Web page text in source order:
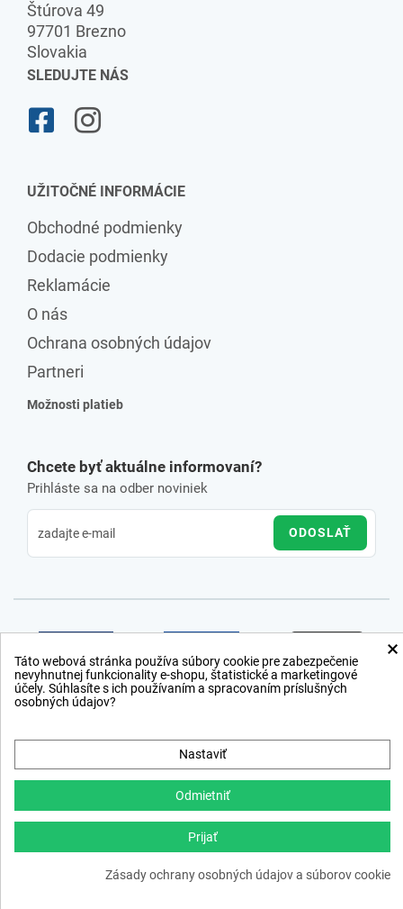
Štúrova 49
97701 Brezno
Slovakia
SLEDUJTE NÁS
UŽITOČNÉ INFORMÁCIE
Obchodné podmienky
Dodacie podmienky
Reklamácie
O nás
Ochrana osobných údajov
Partneri
Možnosti platieb
Chcete byť aktuálne informovaní?
Prihláste sa na odber noviniek
ODOSLAŤ
Copyright © 2012 − 2026
webdesign,ppc›netsuccess.sk
×
Táto webová stránka používa súbory cookie pre zabezpečenie
nevyhnutnej funkcionality e-shopu, štatistické a marketingové
účely. Súhlasíte s ich používaním a spracovaním príslušných
osobných údajov?
Nastaviť
Odmietniť
Prijať
Zásady ochrany osobných údajov a súborov cookie